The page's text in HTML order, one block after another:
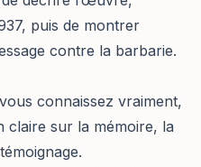
puis de montrer
contre la barbarie.
connaissez vraiment,
claire sur la mémoire, la